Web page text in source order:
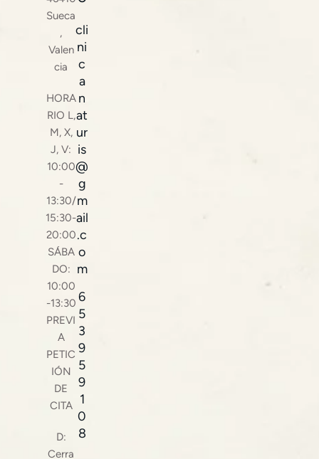
Sueca
,
Valen
cia
HORA
RIO L,
M, X,
J, V:
10:00
-
13:30/
15:30-
20:00
SÁBA
DO:
10:00
-13:30
PREVI
A
PETIC
IÓN
DE
CITA
D:
Cerra
cli
ni
c
a
n
at
ur
is
@
g
m
ail
.c
o
m
6
5
3
9
5
9
1
0
8